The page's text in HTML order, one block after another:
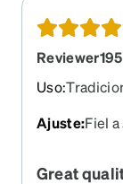
Uso:
Ajuste:Fiel
Great